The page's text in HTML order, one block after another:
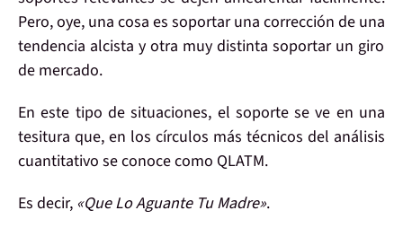
Pero, oye, una cosa es soportaruna corrección de una
tendencia alcista y otra muy distinta soportarun giro
de mercado.
En este tipo de situaciones, el soporte se ve en una
tesitura que, en los círculos más técnicos del análisis
cuantitativo se conoce como QLATM.
Es decir, «Que Lo Aguante Tu Madre».